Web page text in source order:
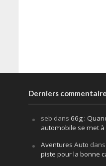
Derniers
seb dans 66g :
automobile se met à
Aventures Auto dans
piste pour la bonne